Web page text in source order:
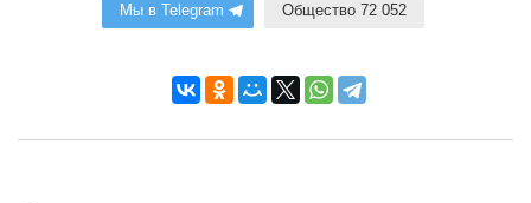
Мы в Telegram Общество 72 052